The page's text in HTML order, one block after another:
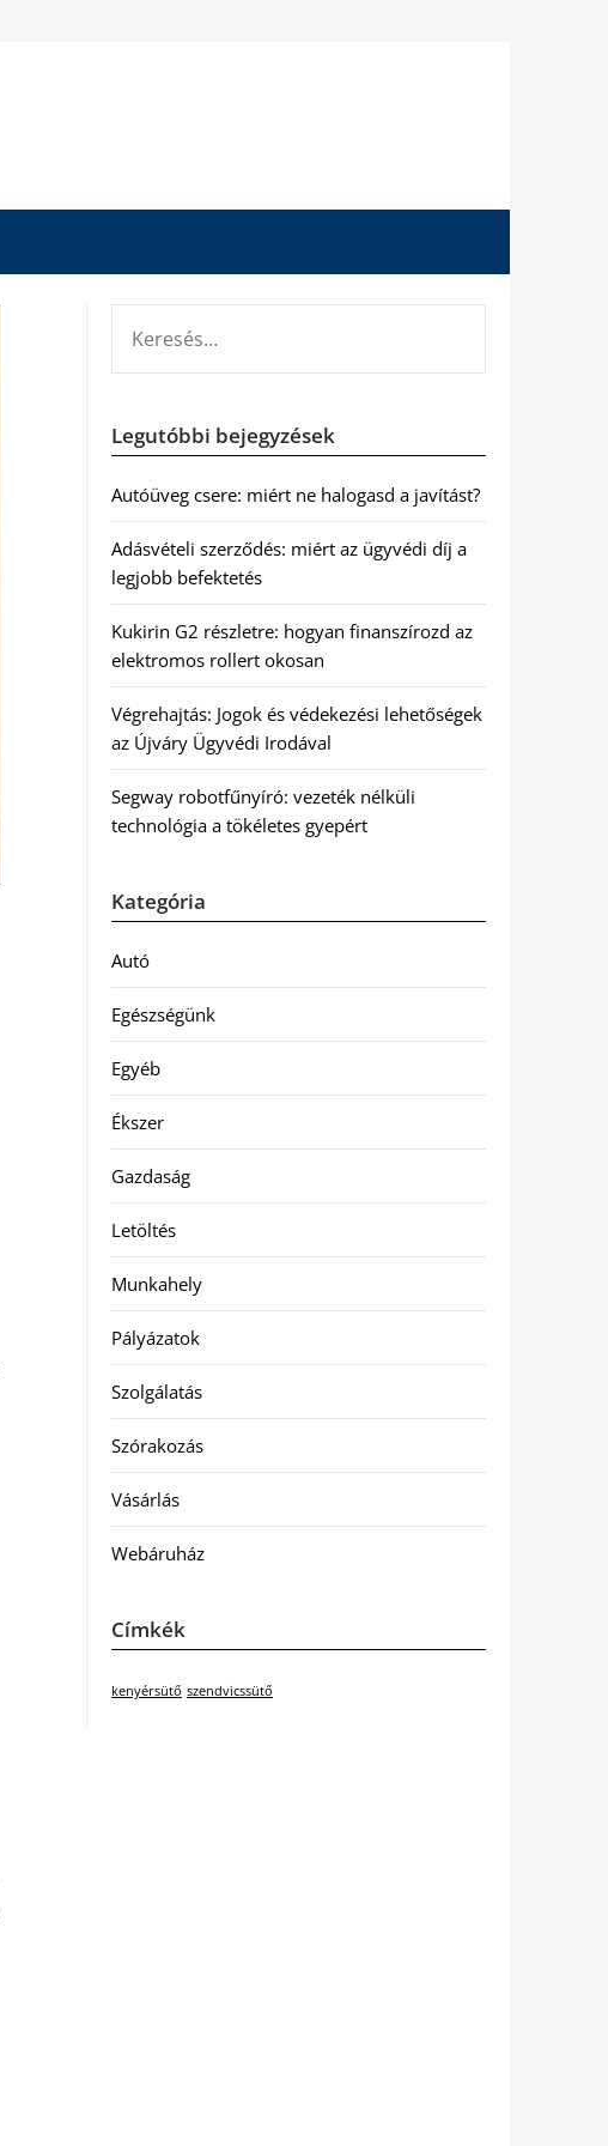
Legutóbbi bejegyzések
Autóüveg csere: miért ne halogasd a javítást?
Adásvételi szerződés: miért az ügyvédi díj a
legjobb befektetés
Kukirin G2 részletre: hogyan finanszírozd az
elektromos rollert okosan
Végrehajtás: Jogok és védekezési lehetőségek
az Újváry Ügyvédi Irodával
Segway robotfűnyíró: vezeték nélküli
technológia a tökéletes gyepért
Kategória
Autó
Egészségünk
Egyéb
Ékszer
Gazdaság
Letöltés
Munkahely
Pályázatok
Szolgálatás
Szórakozás
Vásárlás
Webáruház
Címkék
kenyérsütő szendvicssütő